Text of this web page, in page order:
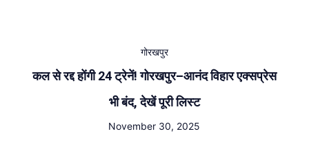
गोरखपुर
कल से रद्द होंगी 24 ट्रेनें! गोरखपुर–आनंद विहार एक्सप्रेस
भी बंद, देखें पूरी लिस्ट
November 30, 2025